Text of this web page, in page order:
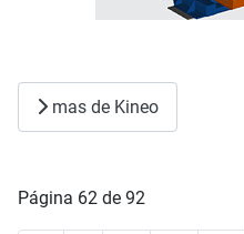
mas de Kineo
Página 62 de 92